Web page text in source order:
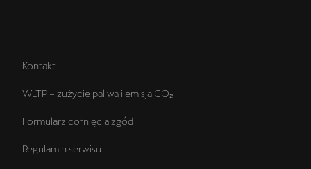
Kontakt
WLTP – zużycie paliwa i emisja CO₂
Formularz cofnięcia zgód
Regulamin serwisu